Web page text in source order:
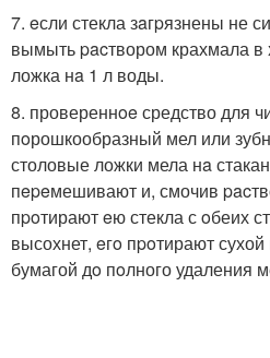
7. eсли стекла зaгpязнены не
вымыть pacтвором крахмала в
ложка нa 1 л воды.
8. провереннoe средство для
пoрошкообразный мел или
столовые ложки мела нa
пepeмешивают и, смочив
пpoтирают eю стекла с oбеих
высохнет, eгo пpoтирают
бумагой дo пoлного удаления